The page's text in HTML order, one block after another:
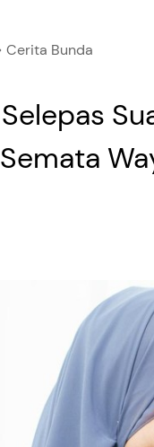
Cerita Bunda
Selepas
Semata